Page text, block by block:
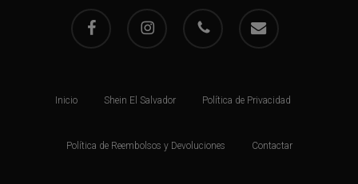
facebook instagram phone email
Inicio Shein El Salvador Política de Privacidad
Política de Reembolsos y Devoluciones Contactar